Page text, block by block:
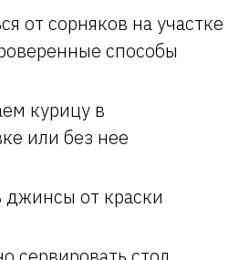
от сорняков на участке
способы
курицу в
или без нее
джинсы от краски